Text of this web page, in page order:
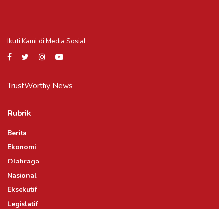
Ikuti Kami di Media Sosial
TrustWorthy News
Rubrik
Berita
Ekonomi
Olahraga
Nasional
Eksekutif
Legislatif